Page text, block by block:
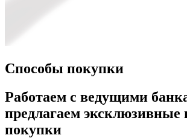
Способы покупки
Работаем с ведущими
предлагаем
покупки